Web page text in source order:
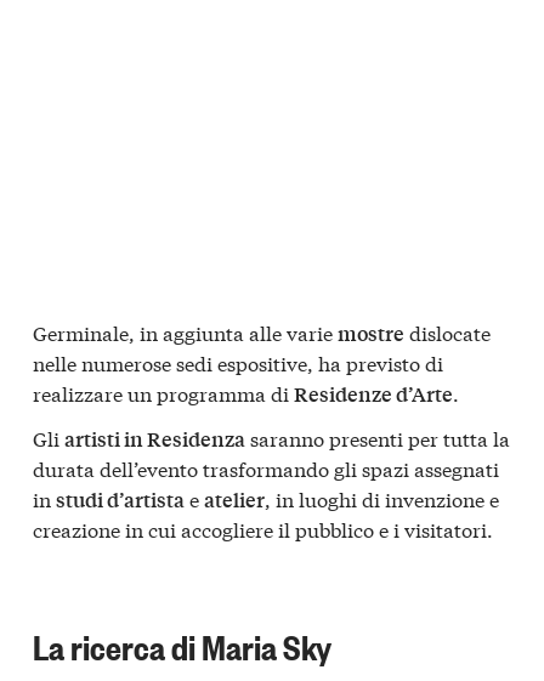
Germinale, in aggiunta alle variemostre dislocate
nelle numerose sedi espositive, ha previsto di
realizzare un programma di Residenze d’Arte.
Gli artisti in Residenzasaranno presenti per tutta la
durata dell’evento trasformando gli spazi assegnati
in studi d’artistaeatelier, in luoghi di invenzione e
creazione in cui accogliere il pubblico e i visitatori.
La ricerca di Maria Sky